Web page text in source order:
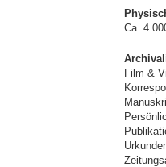
Ca.
Film &